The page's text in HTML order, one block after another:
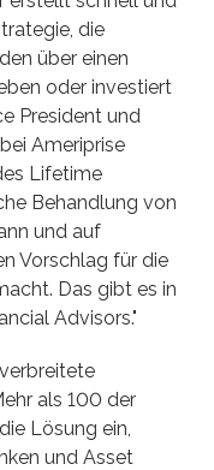
die
über einen
oder investiert
President und
Ameriprise
Lifetime
Behandlung von
und auf
Vorschlag für die
Das gibt es in
Advisors."
als 100 der
Lösung ein,
und Asset